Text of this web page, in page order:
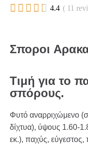
     4.4 ( 11
Σποροι
Τιμή για το
σπόρους.
Φυτό αναρριχώμενο
δίχτυα), ύψους 1.60-
εκ.), παχύς,